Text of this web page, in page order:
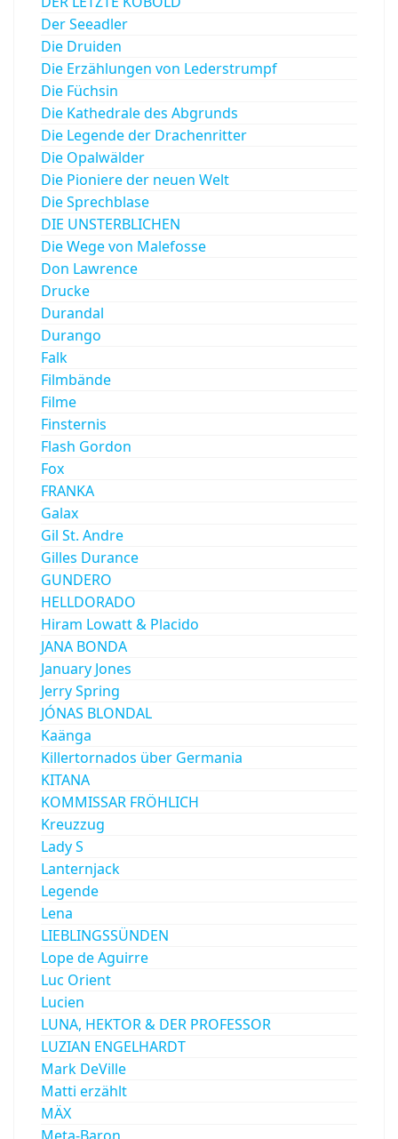
Der Seeadler
Die Druiden
Die Erzählungen von Lederstrumpf
Die Füchsin
Die Kathedrale des Abgrunds
Die Legende der Drachenritter
Die Opalwälder
Die Pioniere der neuen Welt
Die Sprechblase
DIE UNSTERBLICHEN
Die Wege von Malefosse
Don Lawrence
Drucke
Durandal
Durango
Falk
Filmbände
Filme
Finsternis
Flash Gordon
Fox
FRANKA
Galax
Gil St. Andre
Gilles Durance
GUNDERO
HELLDORADO
Hiram Lowatt & Placido
JANA BONDA
January Jones
Jerry Spring
JÓNAS BLONDAL
Kaänga
Killertornados über Germania
KITANA
KOMMISSAR FRÖHLICH
Kreuzzug
Lady S
Lanternjack
Legende
Lena
LIEBLINGSSÜNDEN
Lope de Aguirre
Luc Orient
Lucien
LUNA, HEKTOR & DER PROFESSOR
LUZIAN ENGELHARDT
Mark DeVille
Matti erzählt
MÄX